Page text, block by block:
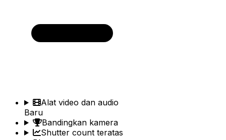
Alat video dan audio
Baru
Bandingkan kamera
Shutter count teratas